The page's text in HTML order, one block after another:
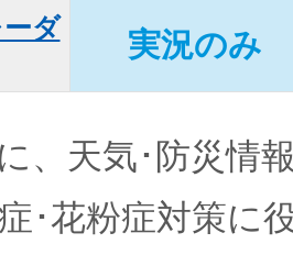
ダ
実況のみ
に、天気･防災情
･花粉症対策に